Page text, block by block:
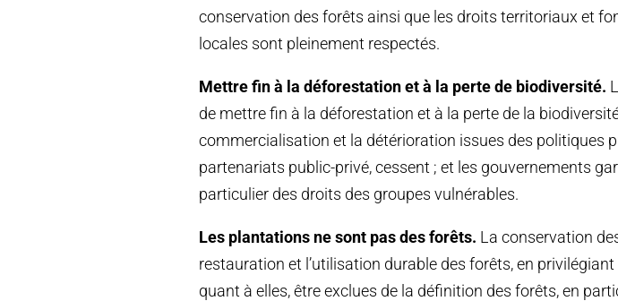
conservation des forêts ainsi que les droits territoriaux et
locales sont pleinement respectés.
Mettre fin à la déforestation et à la perte de biodiversité.
de mettre fin à la déforestation et à la perte de la
commercialisation et la détérioration issues des politiques
partenariats public-privé, cessent ; et les gouvernements
particulier des droits des groupes vulnérables.
Les plantations ne sont pas des forêts. La conservation
restauration et l’utilisation durable des forêts, en
quant à elles, être exclues de la définition des forêts, en